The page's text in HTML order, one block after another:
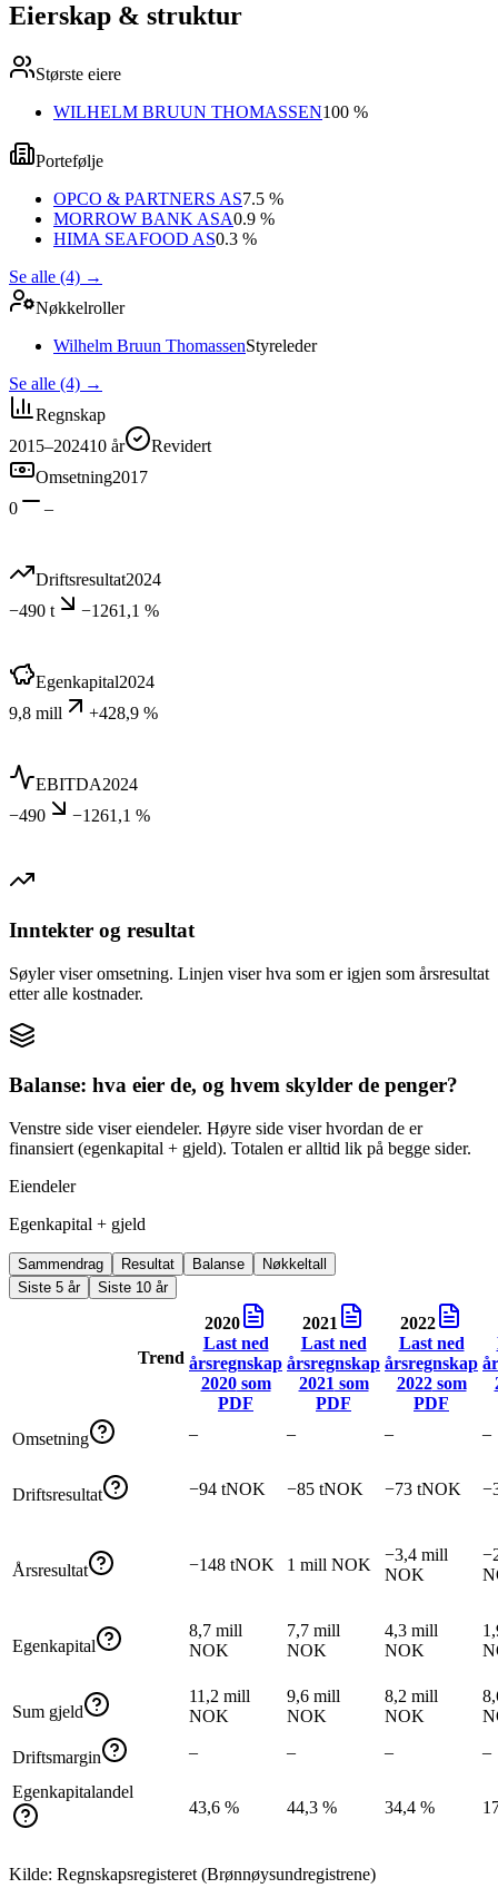
Eierskap & struktur
Største eiere
WILHELM BRUUN THOMASSEN100 %
Portefølje
OPCO & PARTNERS AS7.5 %
MORROW BANK ASA0.9 %
HIMA SEAFOOD AS0.3 %
Se alle (4) →
Nøkkelroller
Wilhelm Bruun ThomassenStyreleder
Se alle (4) →
Regnskap
2015–202410 år
Revidert
Omsetning2017
0
–
Driftsresultat2024
−490 t
−1261,1 %
Egenkapital2024
9,8 mill
+428,9 %
EBITDA2024
−490
−1261,1 %
Inntekter og resultat
Søyler viser omsetning. Linjen viser hva som er igjen som årsresultat
etter alle kostnader.
Balanse: hva eier de, og hvem skylder de penger?
Venstre side viser eiendeler. Høyre side viser hvordan de er
finansiert (egenkapital + gjeld). Totalen er alltid lik på begge sider.
Eiendeler
Egenkapital + gjeld
Sammendrag Resultat Balanse
Nøkkeltall
Siste 5 år
Siste 10 år
Trend
2020
Last ned
årsregnskap
2020som
PDF
2021
Last ned
årsregnskap
2021 som
PDF
2022
Last ned
årsregnskap
2022som
PDF
Omsetning – – – –
Driftsresultat −94 tNOK −85 tNOK −73 tNOK
Årsresultat −148 tNOK 1 mill NOK
−3,4 mill
NOK
Egenkapital
8,7 mill
NOK
7,7 mill
NOK
4,3 mill
NOK
Sum gjeld
11,2 mill
NOK
9,6 mill
NOK
8,2 mill
NOK
Driftsmargin – – – –
Egenkapitalandel
43,6 %
44,3 % 34,4 %
Kilde: Regnskapsregisteret (Brønnøysundregistrene)